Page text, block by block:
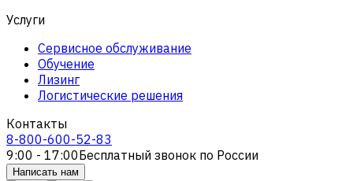
Услуги
Сервисное обслуживание
Обучение
Лизинг
Логистические решения
Контакты
8-800-600-52-83
9:00 - 17:00Бесплатный звонок по России
Написать нам